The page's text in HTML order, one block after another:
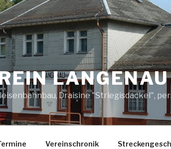
LANGENAU
Draisine "Striegisdackel",
Vereinschronik